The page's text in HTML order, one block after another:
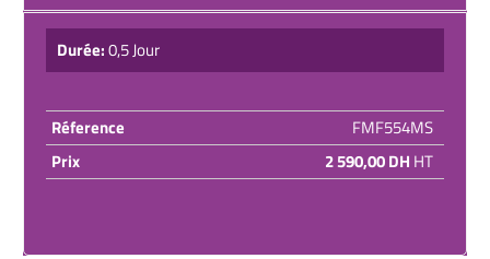
Durée:0,5 Jour
Réference
FMF554MS
Prix
2 590,00 DH HT